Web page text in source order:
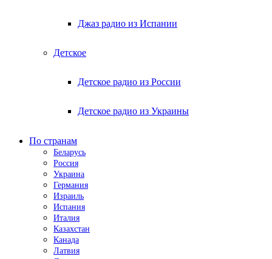
Джаз радио из Испании
Детское
Детское радио из России
Детское радио из Украины
По странам
Беларусь
Россия
Украина
Германия
Израиль
Испания
Италия
Казахстан
Канада
Латвия